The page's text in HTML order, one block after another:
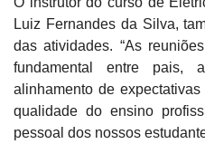
Luiz Fernandes da Silva,
das atividades. “As
fundamental entre pais,
alinhamento de
qualidade do ensino
pessoal dos nossos